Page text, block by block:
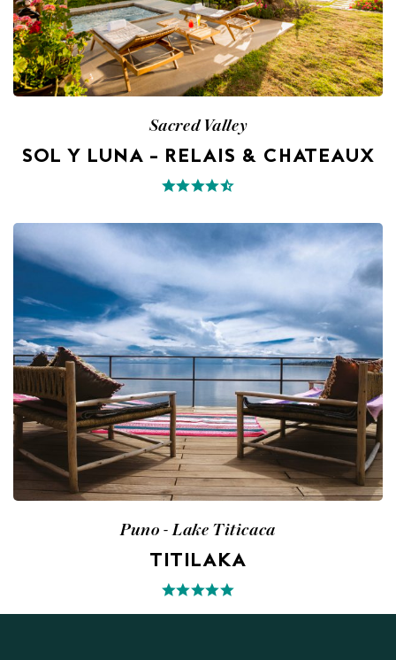
Sacred Valley
SOL Y LUNA – RELAIS & CHATEAUX
Puno - Lake Titicaca
TITILAKA